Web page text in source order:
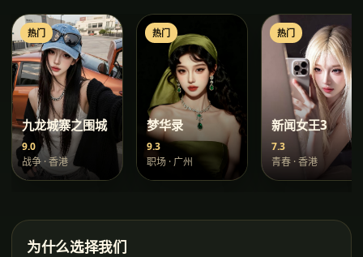
热门
九龙城寨之围城
9.0
战争 ·香港
热门
梦华录
9.3
职场 · 广州
热门
新闻女王3
7.3
青春 ·香港
为什么选择我们